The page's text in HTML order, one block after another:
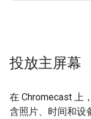
投放主屏幕
在 Chromecast 上
含照片、时间和设